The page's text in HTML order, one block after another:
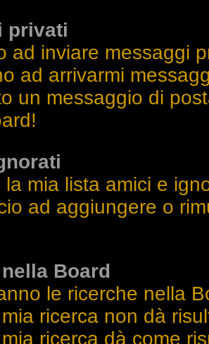
privati
ad inviare messaggi
ad arrivarmi
un messaggio di
la mia lista amici e
ad aggiungere o
Board
le ricerche nella
ricerca non dà
ricerca dà come